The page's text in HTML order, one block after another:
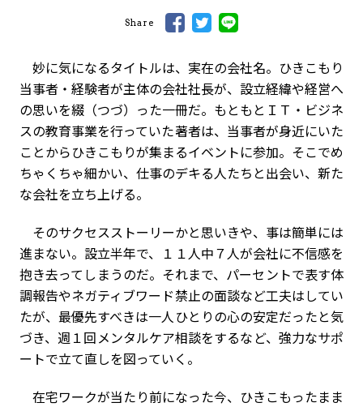
Share
妙に気になるタイトルは、実在の会社名。ひきこもり
当事者・経験者が主体の会社社長が、設立経緯や経営へ
の思いを綴（つづ）った一冊だ。もともとＩＴ・ビジネ
スの教育事業を行っていた著者は、当事者が身近にいた
ことからひきこもりが集まるイベントに参加。そこでめ
ちゃくちゃ細かい、仕事のデキる人たちと出会い、新た
な会社を立ち上げる。
そのサクセスストーリーかと思いきや、事は簡単には
進まない。設立半年で、１１人中７人が会社に不信感を
抱き去ってしまうのだ。それまで、パーセントで表す体
調報告やネガティブワード禁止の面談など工夫はしてい
たが、最優先すべきは一人ひとりの心の安定だったと気
づき、週１回メンタルケア相談をするなど、強力なサポ
ートで立て直しを図っていく。
在宅ワークが当たり前になった今、ひきこもったまま